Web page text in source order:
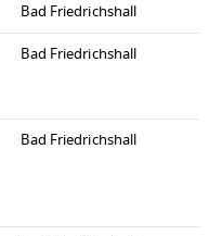
Bad Friedrichshall
Bad Friedrichshall
Bad Friedrichshall